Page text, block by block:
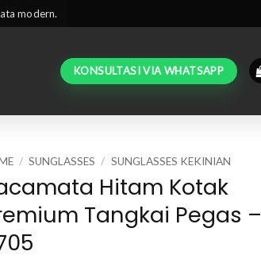
modern.
KONSULTASI VIA WHATSAPP
/ SUNGLASSES / SUNGLASSES KEKINIAN
Hitam Kotak
Tangkai Pegas –